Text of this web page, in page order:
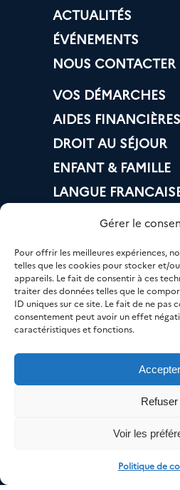
Gérer le
Pour offrir les meilleures expériences,
telles que les cookies pour stocker et/
appareils. Le fait de consentir à ces
traiter des données telles que le
ID uniques sur ce site. Le fait de ne pas
consentement peut avoir un effet
caractéristiques et fonctions.
Accepter
Refuser
Voir les
Politique de
ACTUALITÉS
ÉVÉNEMENTS
NOUS CONTACTER
VOS DÉMARCHES
AIDES FINANCIÈRES
DROIT AU SÉJOUR
ENFANT & FAMILLE
LANGUE
LOGEMENT
MOBILITÉ
EMPLOI
NUMÉRIQUE
SANTÉ
/